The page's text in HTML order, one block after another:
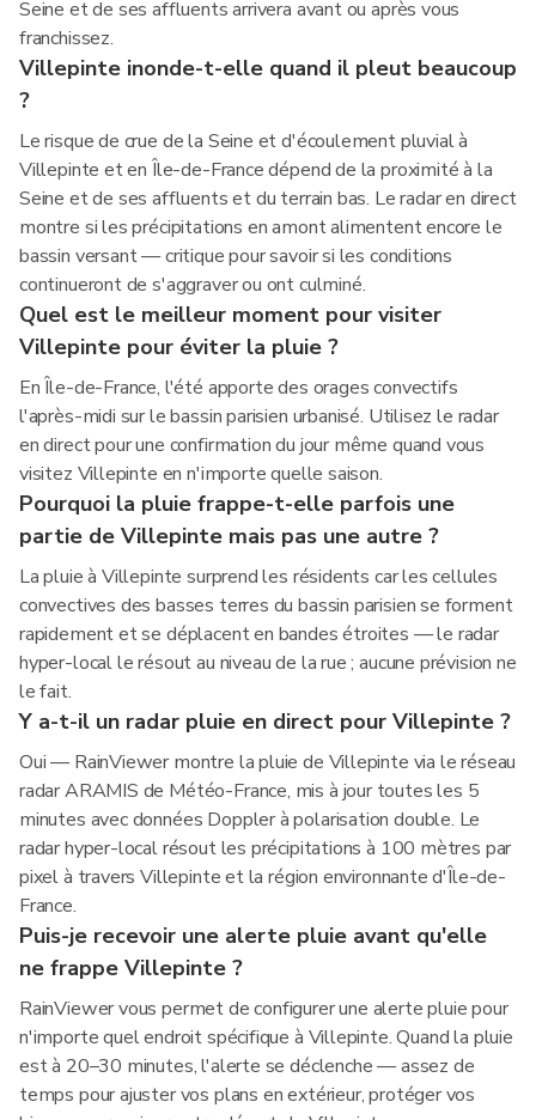
Seine et de ses affluents arrivera avant ou après vous
franchissez.
Villepinte inonde-t-elle quand il pleut beaucoup
?
Le risque de crue de la Seine et d'écoulement pluvial à
Villepinte et en Île-de-France dépend de la proximité à la
Seine et de ses affluents et du terrain bas. Le radar en direct
montre si les précipitations en amont alimentent encore le
bassin versant — critique pour savoir si les conditions
continueront de s'aggraver ou ont culminé.
Quel est le meilleur moment pour visiter
Villepinte pour éviter la pluie ?
En Île-de-France, l'été apporte des orages convectifs
l'après-midi sur le bassin parisien urbanisé. Utilisez le radar
en direct pour une confirmation du jour même quand vous
visitez Villepinte en n'importe quelle saison.
Pourquoi la pluie frappe-t-elle parfois une
partie de Villepinte mais pas une autre ?
La pluie à Villepinte surprend les résidents car les cellules
convectives des basses terres du bassin parisien se forment
rapidement et se déplacent en bandes étroites — le radar
hyper-local le résout au niveau de la rue ; aucune prévision ne
le fait.
Y a-t-il un radar pluie en direct pour Villepinte ?
Oui — RainViewer montre la pluie de Villepinte via le réseau
radar ARAMIS de Météo-France, mis à jour toutes les 5
minutes avec données Doppler à polarisation double. Le
radar hyper-local résout les précipitations à 100 mètres par
pixel à travers Villepinte et la région environnante d'Île-de-
France.
Puis-je recevoir une alerte pluie avant qu'elle
ne frappe Villepinte ?
RainViewer vous permet de configurer une alerte pluie pour
n'importe quel endroit spécifique à Villepinte. Quand la pluie
est à 20–30 minutes, l'alerte se déclenche — assez de
temps pour ajuster vos plans en extérieur, protéger vos